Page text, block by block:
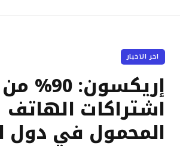
اخر الاخبار
إريكسون: 90% من
اشتراكات الهاتف
المحمول في دول